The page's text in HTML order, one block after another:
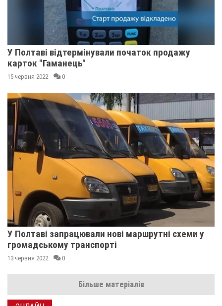
У Полтаві відтермінували початок продажу
карток "Гаманець"
15 червня 2022 0
У Полтаві запрацювали нові маршрутні схеми у
громадському транспорті
13 червня 2022 0
Більше матеріалів